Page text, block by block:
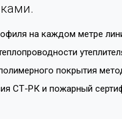
на каждом метре
покрытия
СТ-РК и пожарный